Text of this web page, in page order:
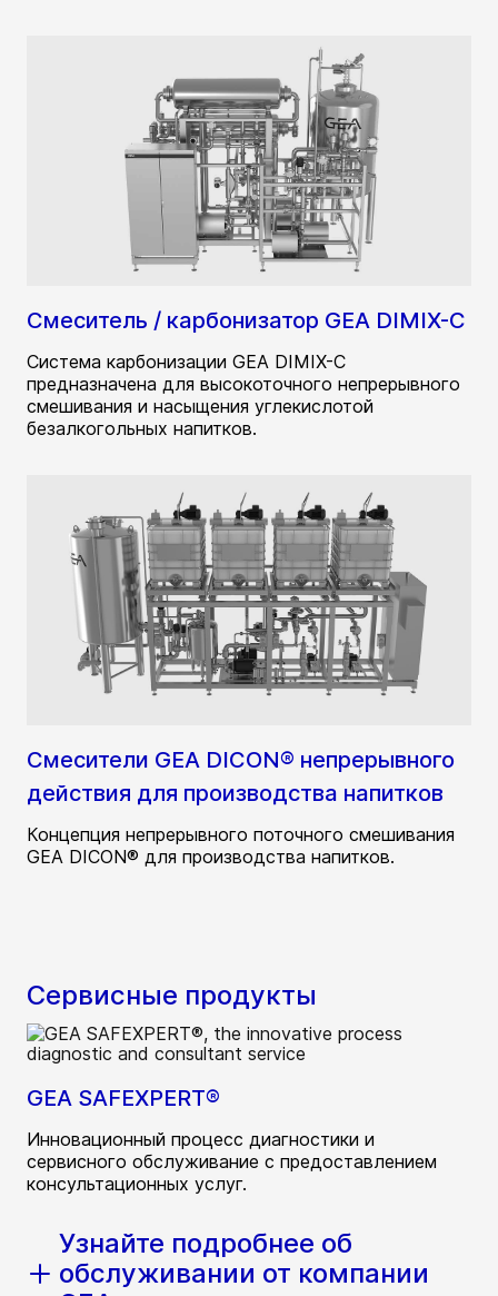
Смеситель / карбонизатор GEA DIMIX-C
Система карбонизации GEA DIMIX-C
предназначена для высокоточного непрерывного
смешивания и насыщения углекислотой
безалкогольных напитков.
Смесители GEA DICON® непрерывного
действия для производства напитков
Концепция непрерывного поточного смешивания
GEA DICON® для производства напитков.
Сервисные продукты
GEA SAFEXPERT®
Инновационный процесс диагностики и
сервисного обслуживание с предоставлением
консультационных услуг.
Узнайте подробнее об
обслуживании от компании